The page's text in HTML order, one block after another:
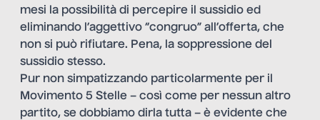
mesi la possibilità di percepire il sussidio ed
eliminando l’aggettivo “congruo” all’offerta, che
non si può rifiutare. Pena, la soppressione del
sussidio stesso.
Pur non simpatizzando particolarmente per il
Movimento 5 Stelle – così come per nessun altro
partito, se dobbiamo dirla tutta – è evidente che